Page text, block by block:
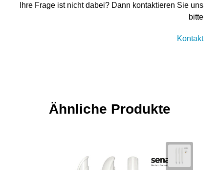
Ihre Frage ist nicht dabei? Dann kontaktieren Sie uns
bitte
Kontakt
Ähnliche Produkte